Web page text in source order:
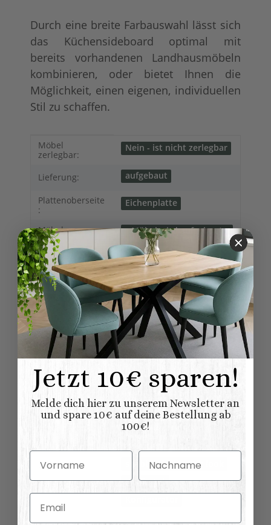
Durch eine breite Farbauswahl lässt sich
das Küchensideboard optimal mit
bereits vorhandenen Landhausmöbeln
kombinieren, oder bietet Ihnen die
Möglichkeit, einen eigenen, individuellen
Stil zu schaffen.
Produkteigenschaft
Wert
Möbel
zerlegbar:
Nein - ist nicht zerlegbar
Lieferung: aufgebaut
Plattenoberseite
:
Eichenplatte
Möbel
Lieferung:
Möbel wird aufgebaut
geliefert
Möbelkategorie: Sideboards
Möbelstil:
Modern
Vintage
Shabby chic
Französischer
Landhausstil
Kollektionen
Landhausmöbel:
Sideboards
Wandtische
Oberflaeche:
natur (unlackiert)
shabby chic / antik look
gebürstet
Jetzt 10€ sparen!
Melde dich hier zu unserem Newsletter an
und spare 10€ auf deine Bestellung ab
100€!
Vorname Nachname
Email